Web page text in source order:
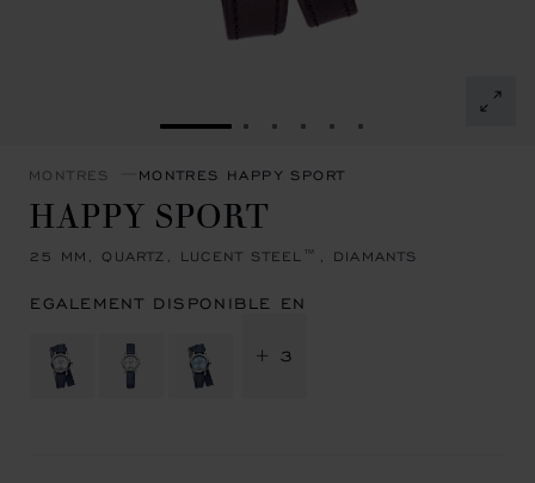
ALLER À LA DIAPOSITIVE 1
ALLER À LA DIAPOSITIVE 2
ALLER À LA DIAPOSITIVE
ALLER À LA
ALLER À LA
ALLER À LA
MONTRES MONTRES HAPPY SPORT
HAPPY SPORT
25 MM, QUARTZ, LUCENT STEEL™, DIAMANTS
EGALEMENT DISPONIBLE EN
+ 3